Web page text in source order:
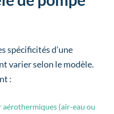
spécificités d’une
varier selon le modèle.
:
aérothermiques (air-eau ou